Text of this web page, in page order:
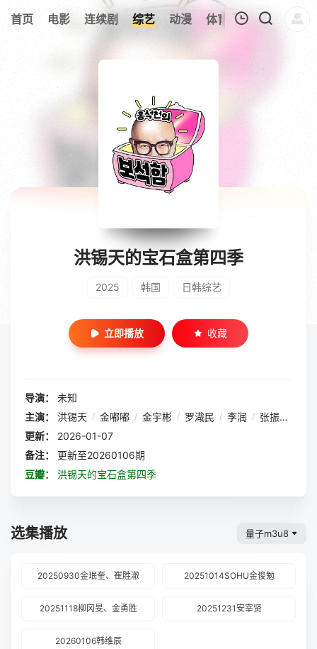
首页 电影 连续剧 综艺 动漫 体育 今日更新 热
暂无观看影片的记录
洪锡天的宝石盒第四季
2025 韩国 日韩综艺
立即播放 收藏
导演：
未知
主演：
洪锡天 / 金嘟嘟 / 金宇彬 / 罗渽民 / 李润 / 张振赫
更新：
2026-01-07
备注：
更新至20260106期
豆瓣：
洪锡天的宝石盒第四季
选集播放 量子m3u8
20250930金珉奎、崔胜澈 20251014SOHU金俊勉
20251118柳冈旻、金勇胜 20251231安宰贤
20260106韩维辰